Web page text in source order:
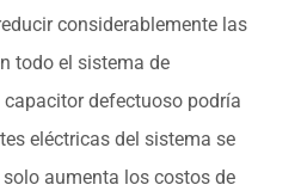
considerablemente las
todo el sistema de
defectuoso podría
eléctricas del sistema se
aumenta los costos de